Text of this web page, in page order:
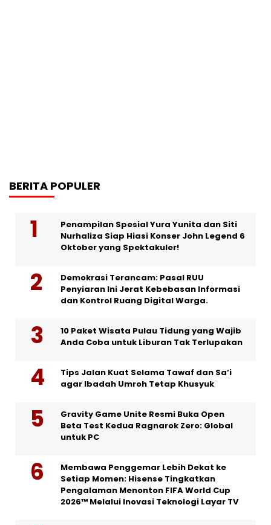
BERITA POPULER
Penampilan Spesial Yura Yunita dan Siti
Nurhaliza Siap Hiasi Konser John Legend 6
Oktober yang Spektakuler!
Demokrasi Terancam: Pasal RUU
Penyiaran Ini Jerat Kebebasan Informasi
dan Kontrol Ruang Digital Warga.
10 Paket Wisata Pulau Tidung yang Wajib
Anda Coba untuk Liburan Tak Terlupakan
Tips Jalan Kuat Selama Tawaf dan Sa’i
agar Ibadah Umroh Tetap Khusyuk
Gravity Game Unite Resmi Buka Open
Beta Test Kedua Ragnarok Zero: Global
untuk PC
Membawa Penggemar Lebih Dekat ke
Setiap Momen: Hisense Tingkatkan
Pengalaman Menonton FIFA World Cup
2026™ Melalui Inovasi Teknologi Layar TV